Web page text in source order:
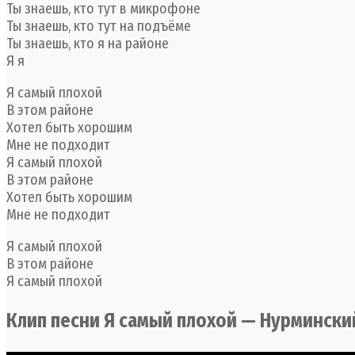
Ты знаешь, кто тут в микрофоне
Ты знаешь, кто тут на подъёме
Ты знаешь, кто я на районе
Я я
Я самый плохой
В этом районе
Хотел быть хорошим
Мне не подходит
Я самый плохой
В этом районе
Хотел быть хорошим
Мне не подходит
Я самый плохой
В этом районе
Я самый плохой
Клип песни Я самый плохой —